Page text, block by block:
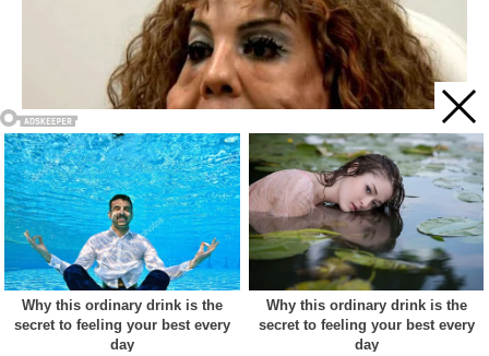
Acest site web folosește cookie-uri pentru a vă îmbunătăți
experiența. Vom presupune că sunteți de acord cu asta dacă
vă continuați navigarea.
Cookie settings ACCEPT